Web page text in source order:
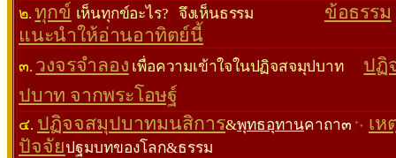
๒.ทุกข์ เห็นทุกข์อะไร? จึงเห็นธรรม
ข้อธรรม
แนะนำให้อ่านอาทิตย์นี้
๓. วงจรจําลอง เพื่อความเข้าใจในปฏิจสจมุปบาท ปฏิ
ปบาท จากพระโอษฐ์
๔. ปฏิจจสมุปบาทมนสิการ&พุทธอุทานคาถา๓
เห
ปัจจัยปฐมบทของโลก&ธรรม